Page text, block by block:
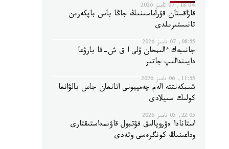
18:04, 07 تامىز 2026
قازاقستان قۇراماسىنىڭ جاڭا باس باپكەرىن
تانىستىرىلدى
08:55, 07 تامىز 2026
جانىبەك ءالىمحان ۇلى ا ق ش-قا بارۋعا
دايىندالىپ جاتىر
11:55, 06 تامىز 2026
شىمكەنتتە الەم چەمپيونى اتانعان جاس بالۋانعا
كولىك سىيلادى
22:05, 05 تامىز 2026
استانادا ەۋروپالىق فۋتبول قاۋىمداستىقتارى
وداعىنىڭ كونگرەسى وتەدى